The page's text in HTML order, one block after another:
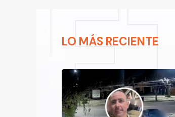
LO MÁS RECIENTE